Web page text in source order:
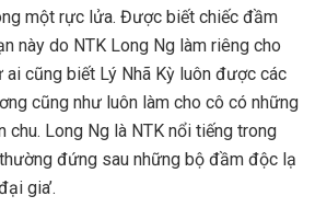
một rực lửa. Được biết chiếc đầm
này do NTK Long Ng làm riêng cho
ai cũng biết Lý Nhã Kỳ luôn được các
cũng như luôn làm cho cô có những
chu. Long Ng là NTK nổi tiếng trong
đứng sau những bộ đầm độc lạ
gia’.